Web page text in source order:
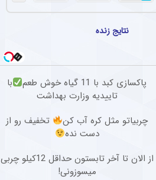
مهدی طارمی با قلعه نویی اختلاف
دارد؟ + سند
شوخی جالب سردار آزمون با علیرضا
بیرانوند + سند
نتایج زنده
پاکسازی کبد با 11 گیاه خوش طعم
با
تاییدیه وزارت بهداشت
چربیاتو مثل کره آب کن
تخفیف رو از
دست نده
از الان تا آخر تابستون حداقل 12کیلو چربی
میسوزونی!